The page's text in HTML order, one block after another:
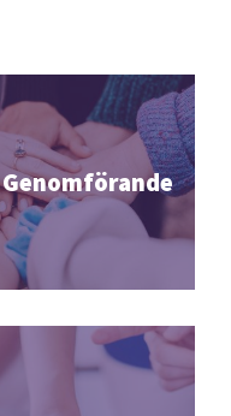
Genomförande